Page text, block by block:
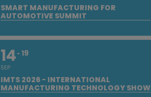
SMART MANUFACTURING FOR
AUTOMOTIVE SUMMIT
14
SEP
19
IMTS 2026 - INTERNATIONAL
MANUFACTURING TECHNOLOGY SHOW